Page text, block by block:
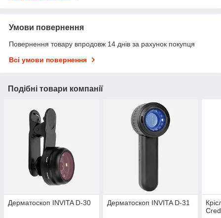
Умови повернення
Повернення товару впродовж 14 днів за рахунок покупця
Всі умови повернення
Подібні товари компанії
Дерматоскоп INVITA D-30 Дерматоскоп INVITA D-31